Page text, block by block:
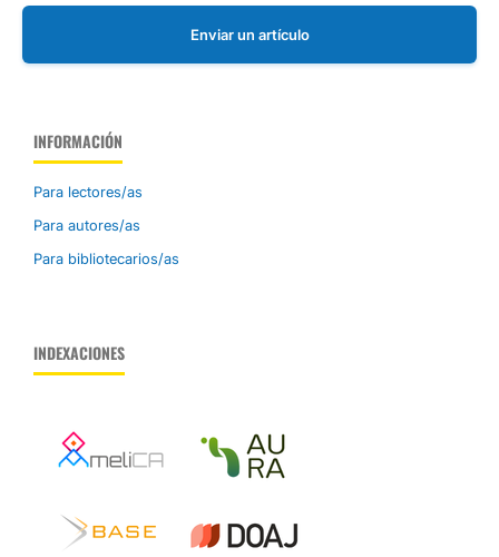
Enviar un artículo
INFORMACIÓN
Para lectores/as
Para autores/as
Para bibliotecarios/as
INDEXACIONES